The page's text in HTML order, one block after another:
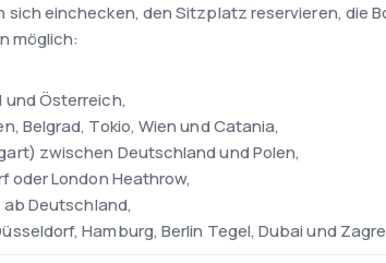
sich einchecken, den Sitzplatz reservieren, die
möglich:
und Österreich,
Belgrad, Tokio, Wien und Catania,
zwischen Deutschland und Polen,
oder London Heathrow,
ab Deutschland,
Hamburg, Berlin Tegel, Dubai und